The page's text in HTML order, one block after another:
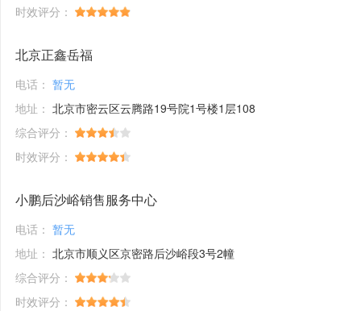
时效评分：
北京正鑫岳福
电话： 暂无
地址： 北京市密云区云腾路19号院1号楼1层108
综合评分：
时效评分：
小鹏后沙峪销售服务中心
电话： 暂无
地址： 北京市顺义区京密路后沙峪段3号2幢
综合评分：
时效评分：